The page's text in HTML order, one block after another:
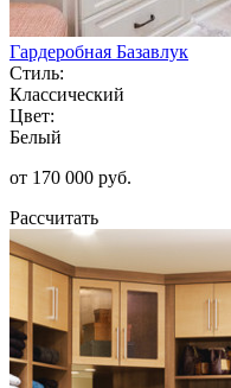
Гардеробная Базавлук
Стиль:
Классический
Цвет:
Белый
от 170 000 руб.
Рассчитать